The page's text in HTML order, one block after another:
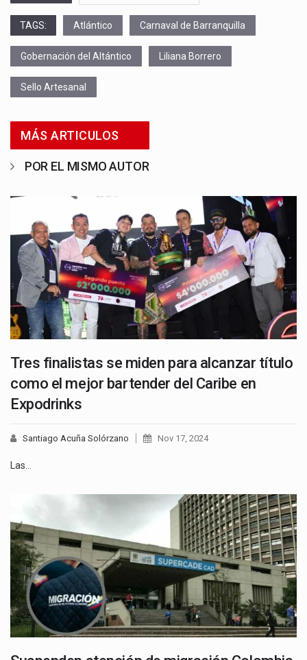
TAGS: Atlántico Carnaval de Barranquilla
Gobernación del Altántico Liliana Borrero
Sello Artesanal
MÁS ARTICULOS
POR EL MISMO AUTOR
Tres finalistas se miden para alcanzar título
como el mejor bartender del Caribe en
Expodrinks
Santiago Acuña Solórzano Nov 17, 2024
Las…